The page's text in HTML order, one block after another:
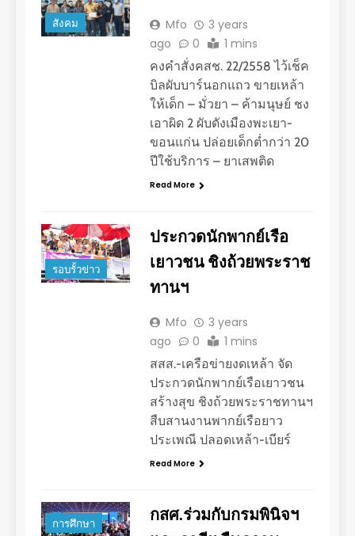
สังคม Mfo
3 years
ago
0 1 mins
คงคำสั่งคสช. 22/2558 ไว้เช็ค
บิลผับบาร์นอกแถว ขายเหล้า
ให้เด็ก – มั่วยา – ค้ามนุษย์ ชง
เอาผิด 2 ผับดังเมืองพะเยา-
ขอนแก่น ปล่อยเด็กต่ำกว่า 20
ปีใช้บริการ – ยาเสพติด
Read More
รอบรั้วข่าว
ประกวดนักพากย์เรือ
เยาวชน ชิงถ้วยพระราช
ทานฯ
Mfo
3 years
ago
0 1 mins
สสส.-เครือข่ายงดเหล้า จัด
ประกวดนักพากย์เรือเยาวชน
สร้างสุข ชิงถ้วยพระราชทานฯ
สืบสานงานพากย์เรือยาว
ประเพณี ปลอดเหล้า-เบียร์
Read More
การศึกษา
กสศ.ร่วมกับกรมพินิจฯ